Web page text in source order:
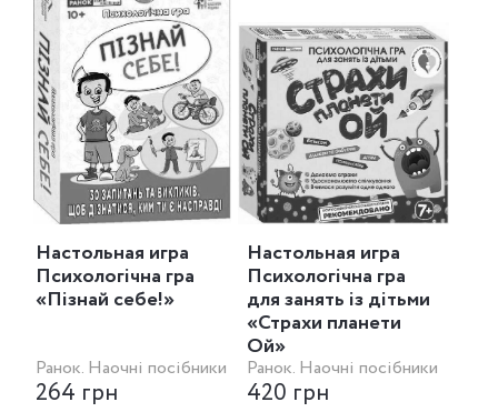
Настольная игра
Психологічна гра
«Пізнай себе!»
Ранок. Наочні посібники
264 грн
Настольная игра
Психологічна гра
для занять із дітьми
«Страхи планети
Ой»
Ранок. Наочні посібники
420 грн